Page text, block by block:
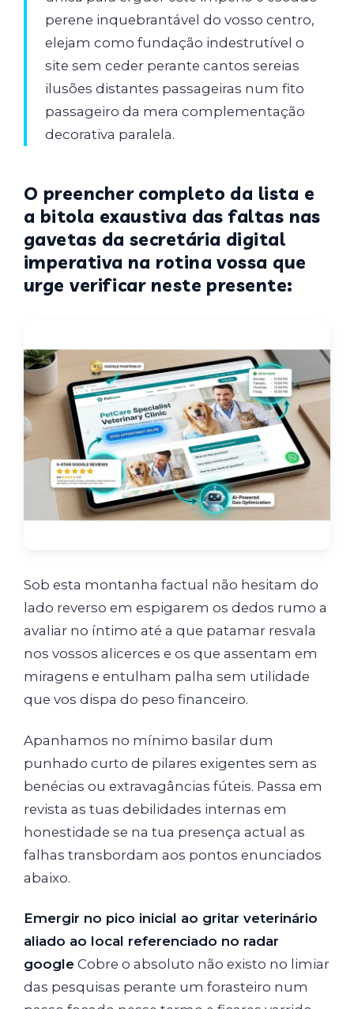
perene inquebrantável do vosso centro,
elejam como fundação indestrutível o
site sem ceder perante cantos sereias
ilusões distantes passageiras num fito
passageiro da mera complementação
decorativa paralela.
O preencher completo da lista e
a bitola exaustiva das faltas nas
gavetas da secretária digital
imperativa na rotina vossa que
urge verificar neste presente:
Sob esta montanha factual não hesitam do
lado reverso em espigarem os dedos rumo a
avaliar no íntimo até a que patamar resvala
nos vossos alicerces e os que assentam em
miragens e entulham palha sem utilidade
que vos dispa do peso financeiro.
Apanhamos no mínimo basilar dum
punhado curto de pilares exigentes sem as
benécias ou extravagâncias fúteis. Passa em
revista as tuas debilidades internas em
honestidade se na tua presença actual as
falhas transbordam aos pontos enunciados
abaixo.
Emergir no pico inicial ao gritar veterinário
aliado ao local referenciado no radar
google Cobre o absoluto não existo no limiar
das pesquisas perante um forasteiro num